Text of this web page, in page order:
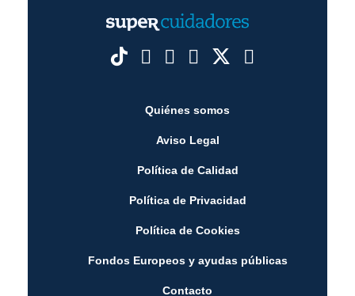
Quiénes somos
Aviso Legal
Política de Calidad
Política de Privacidad
Política de Cookies
Fondos Europeos y ayudas públicas
Contacto